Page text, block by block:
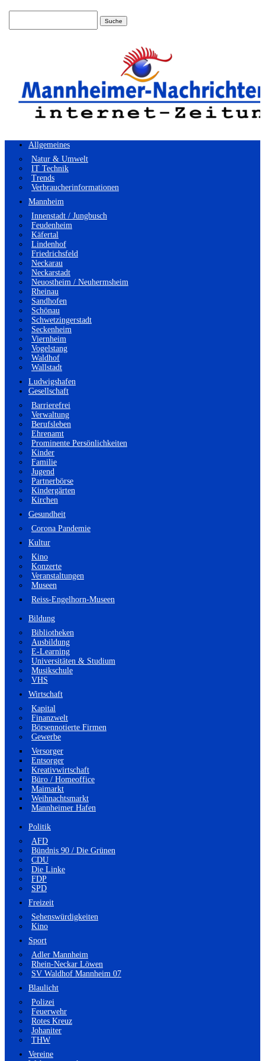
Allgemeines
Natur & Umwelt
IT Technik
Trends
Verbraucherinformationen
Mannheim
Innenstadt / Jungbusch
Feudenheim
Käfertal
Lindenhof
Friedrichsfeld
Neckarau
Neckarstadt
Neuostheim / Neuhermsheim
Rheinau
Sandhofen
Schönau
Schwetzingerstadt
Seckenheim
Viernheim
Vogelstang
Waldhof
Wallstadt
Ludwigshafen
Gesellschaft
Barrierefrei
Verwaltung
Berufsleben
Ehrenamt
Prominente Persönlichkeiten
Kinder
Familie
Jugend
Partnerbörse
Kindergärten
Kirchen
Gesundheit
Corona Pandemie
Kultur
Kino
Konzerte
Veranstaltungen
Museen
Reiss-Engelhorn-Museen
Bildung
Bibliotheken
Ausbildung
E-Learning
Universitäten & Studium
Musikschule
VHS
Wirtschaft
Kapital
Finanzwelt
Börsennotierte Firmen
Gewerbe
Versorger
Entsorger
Kreativwirtschaft
Büro / Homeoffice
Maimarkt
Weihnachtsmarkt
Mannheimer Hafen
Politik
AFD
Bündnis 90 / Die Grünen
CDU
Die Linke
FDP
SPD
Freizeit
Sehenswürdigkeiten
Kino
Sport
Adler Mannheim
Rhein-Neckar Löwen
SV Waldhof Mannheim 07
Blaulicht
Polizei
Feuerwehr
Rotes Kreuz
Johaniter
THW
Vereine